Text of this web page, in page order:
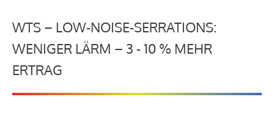
WTS – LOW-NOISE-SERRATIONS:
WENIGER LÄRM – 3 - 10 % MEHR
ERTRAG